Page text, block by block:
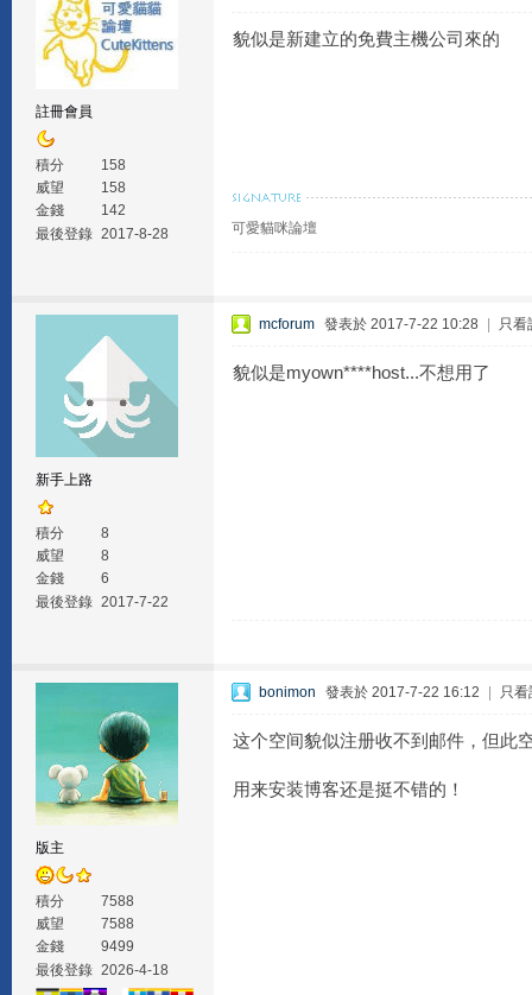
註冊會員
積分
158
威望
158
金錢
142
最後登錄 2017-8-28
貌似是新建立的免費主機公司來的
可愛貓咪論壇
新手上路
積分
8
威望
8
金錢
6
最後登錄 2017-7-22
mcforum 發表於 2017-7-22 10:28 只看
貌似是myown****host...不想用了
版主
積分
7588
威望
7588
金錢
9499
最後登錄 2026-4-18
bonimon 發表於 2017-7-22 16:12 只看
这个空间貌似注册收不到邮件，但此
用来安装博客还是挺不错的！